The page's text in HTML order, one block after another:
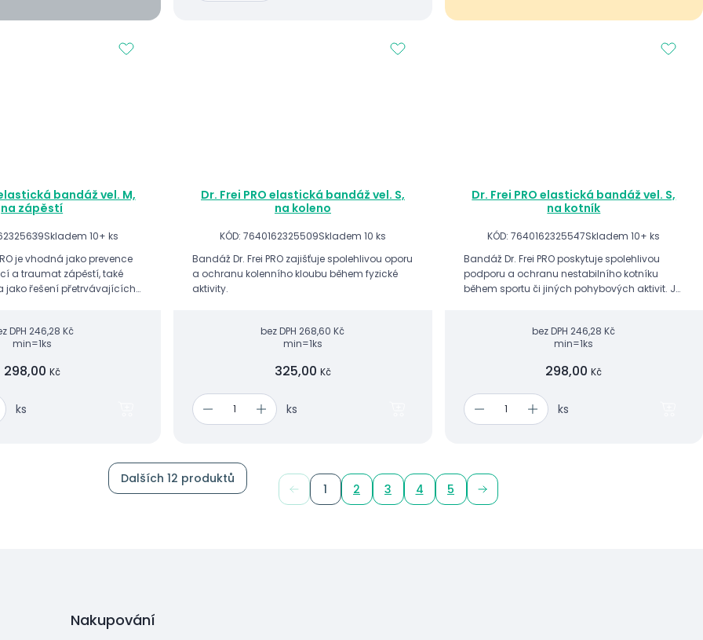
bandáž vel. M,
na zápěstí
Skladem 10+ ks
je vhodná jako prevence
a traumat zápěstí, také
jako řešení přetrvávajících
DPH 246,28 Kč
min=1ks
298,00 Kč
ks
Dr. Frei PRO elastická bandáž vel. S,
na koleno
KÓD: 7640162325509Skladem 10 ks
Bandáž Dr. Frei PRO zajišťuje spolehlivou oporu
a ochranu kolenního kloubu během fyzické
aktivity.
bez DPH 268,60 Kč
min=1ks
325,00 Kč
ks
Dr. Frei PRO elastická bandáž vel. S,
na kotník
KÓD: 7640162325547Skladem 10+ ks
Bandáž Dr. Frei PRO poskytuje spolehlivou
podporu a ochranu nestabilního kotníku
během sportu či jiných pohybových aktivit. Je
bez DPH 246,28 Kč
min=1ks
298,00Kč
ks
Dalších 12 produktů
1 2 3 4 5
Nakupování